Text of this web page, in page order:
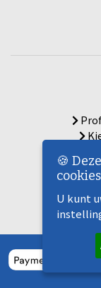
🍪
cookies
U kunt